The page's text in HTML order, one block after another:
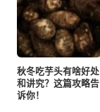
秋冬吃芋头有啥好处
和讲究？这篇攻略告
诉你！